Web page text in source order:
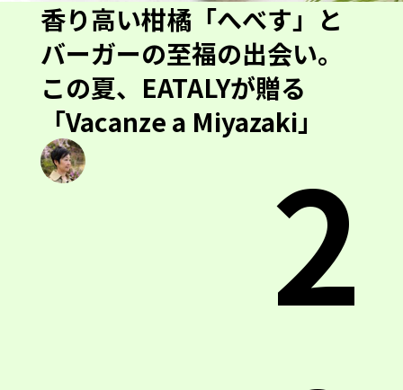
香り高い柑橘「へべす」と
バーガーの至福の出会い。
この夏、EATALYが贈る
「Vacanze a Miyazaki」
2